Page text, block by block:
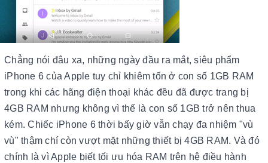
Chẳng nói đâu xa, những ngày đầu ra mắt, siêu phẩm
iPhone 6 của Apple tuy chỉ khiêm tốn ở con số 1GB RAM
trong khi các hãng điện thoại khác đều đã được trang bị
4GB RAM nhưng không vì thế là con số 1GB trở nên thua
kém. Chiếc iPhone 6 thời bấy giờ vẫn chạy đa nhiệm "vù
vù" thậm chí còn vượt mặt những thiết bị 4GB RAM. Và đó
chính là vì Apple biết tối ưu hóa RAM trên hệ điều hành